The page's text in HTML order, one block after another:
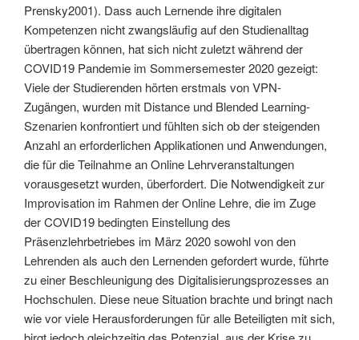
Prensky2001). Dass auch Lernende ihre digitalen
Kompetenzen nicht zwangsläufig auf den Studienalltag
übertragen können, hat sich nicht zuletzt während der
COVID­19­ Pandemie im Sommersemester 2020 gezeigt:
Viele der Studierenden hörten erstmals von VPN­
Zugängen, wurden mit Distance­ und Blended­ Learning­
Szena­rien konfrontiert und fühlten sich ob der steigenden
Anzahl an erforderlichen Applikationen und Anwendungen,
die für die Teilnahme an Online­ Lehrveranstaltungen
vorausgesetzt wurden, überfordert. Die Notwendigkeit zur
Improvisation im Rahmen der Online­ Lehre, die im Zuge
der COVID­19­ bedingten Einstellung des
Präsenzlehrbetriebes im März 2020 sowohl von den
Lehrenden als auch den Lernenden gefordert wurde, führte
zu einer Beschleunigung des Digitalisierungsprozesses an
Hochschulen. Diese neue Situation brachte und bringt nach
wie vor viele Herausforderungen für alle Beteiligten mit sich,